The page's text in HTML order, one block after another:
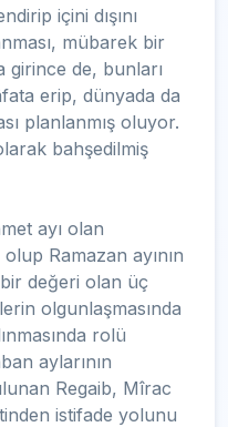
içini dışını
mübarek bir
girince de, bunları
erip, dünyada da
planlanmış oluyor.
bahşedilmiş
ayı olan
Ramazan ayının
bir değeri olan üç
olgunlaşmasında
rolü
aylarının
Regaib, Mîrac
istifade yolunu